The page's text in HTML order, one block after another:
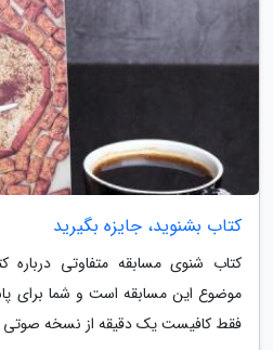
کتاب بشنوید، جایزه بگیرید
کتاب شنوی مسابقه متفاوتی
موضوع این مسابقه است و شما برای
فقط کافیست یک دقیقه از نسخه صوتی